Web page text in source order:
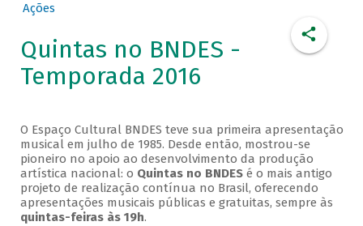
Ações
Quintas no BNDES -
Temporada 2016
O Espaço Cultural BNDES teve sua primeira apresentação
musical em julho de 1985. Desde então, mostrou-se
pioneiro no apoio ao desenvolvimento da produção
artística nacional: o Quintas no BNDESé o mais antigo
projeto de realização contínua no Brasil, oferecendo
apresentações musicais públicas e gratuitas, sempre às
quintas-feiras às 19h.